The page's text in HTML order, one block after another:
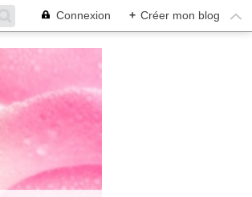
Connexion + Créer mon blog